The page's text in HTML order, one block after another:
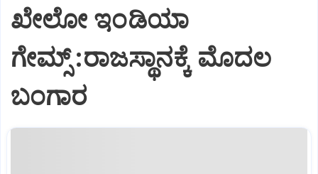
ಖೇಲೋ ಇಂಡಿಯಾ
ಗೇಮ್ಸ್‌ :ರಾಜಸ್ಥಾನಕ್ಕೆ ಮೊದಲ
ಬಂಗಾರ